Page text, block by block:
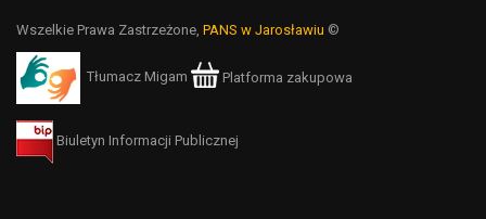
Wszelkie Prawa Zastrzeżone, PANS w Jarosławiu ©
Tłumacz Migam Platforma zakupowa
Biuletyn Informacji Publicznej